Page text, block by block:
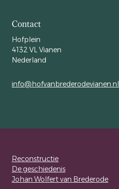
Contact
Hofplein
4132 VL Vianen
Nederland
info@hofvanbrederodevianen.nl
Reconstructie
De geschiedenis
Johan Wolfert van Brederode